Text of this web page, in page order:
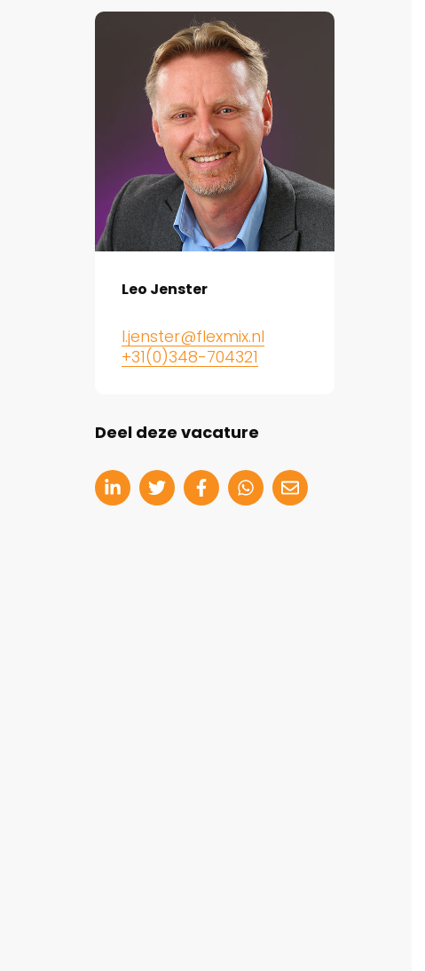
Leo Jenster
l.jenster@flexmix.nl
+31(0)348-704321
Deel deze vacature